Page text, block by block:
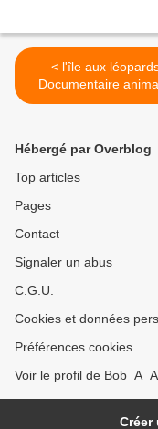
< l'île aux léopards,
Documentaire
Hébergé par Overblog
Top articles
Pages
Contact
Signaler un abus
C.G.U.
Cookies et données
Préférences cookies
Voir le profil de
Créer